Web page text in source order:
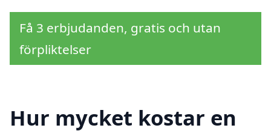
Få 3 erbjudanden, gratis och utan
förpliktelser
Hur mycket kostar en